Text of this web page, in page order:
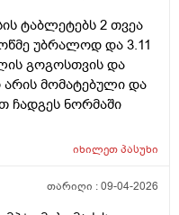
ტაბლეტებს 2 თვეა
უბრალოდ და 3.11
გოგოსთვის და
არის მომატებული და
ჩადგეს ნორმაში
იხილეთპასუხი
თარიღი :09-04-2026